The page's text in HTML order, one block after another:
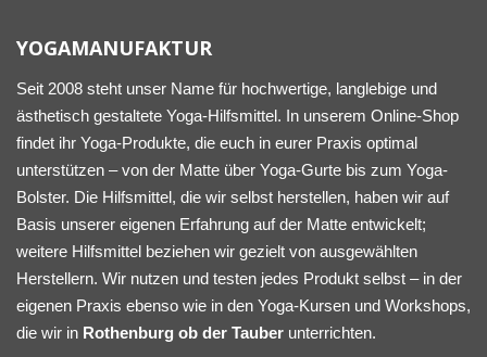
YOGAMANUFAKTUR
Seit 2008 steht unser Name für hochwertige, langlebige und
ästhetisch gestaltete Yoga-Hilfsmittel. In unserem Online-Shop
findet ihr Yoga-Produkte, die euch in eurer Praxis optimal
unterstützen – von der Matte über Yoga-Gurte bis zum Yoga-
Bolster. Die Hilfsmittel, die wir selbst herstellen, haben wir auf
Basis unserer eigenen Erfahrung auf der Matte entwickelt;
weitere Hilfsmittel beziehen wir gezielt von ausgewählten
Herstellern. Wir nutzen und testen jedes Produkt selbst – in der
eigenen Praxis ebenso wie in den Yoga-Kursen und Workshops,
die wir in Rothenburg ob der Tauber unterrichten.